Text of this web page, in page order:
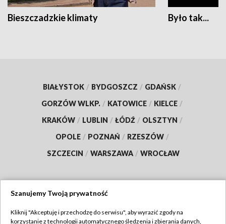
Bieszczadzkie klimaty Było tak...
BIAŁYSTOK / BYDGOSZCZ / GDAŃSK /
GORZÓW WLKP. / KATOWICE / KIELCE /
KRAKÓW / LUBLIN / ŁÓDŹ / OLSZTYN /
OPOLE / POZNAŃ / RZESZÓW /
SZCZECIN / WARSZAWA / WROCŁAW
Szanujemy Twoją prywatność
Kliknij "Akceptuję i przechodzę do serwisu", aby wyrazić zgody na
korzystanie z technologii automatycznego śledzenia i zbierania danych,